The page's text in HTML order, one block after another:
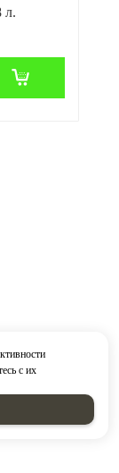
л.
с их